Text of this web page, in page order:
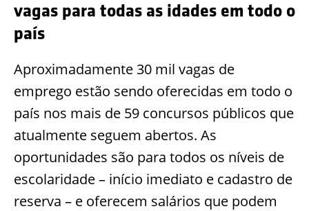
vagas para todas as idades em todo o
país
Aproximadamente 30 mil vagas de
emprego estão sendo oferecidas em todo o
país nos mais de 59 concursos públicos que
atualmente seguem abertos. As
oportunidades são para todos os níveis de
escolaridade – início imediato e cadastro de
reserva – e oferecem salários que podem